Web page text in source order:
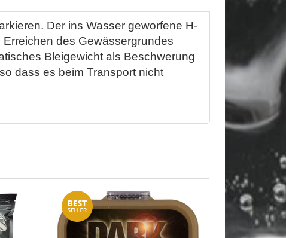
Der ins Wasser geworfene H-
des Gewässergrundes
Bleigewicht als Beschwerung
dass es beim Transport nicht